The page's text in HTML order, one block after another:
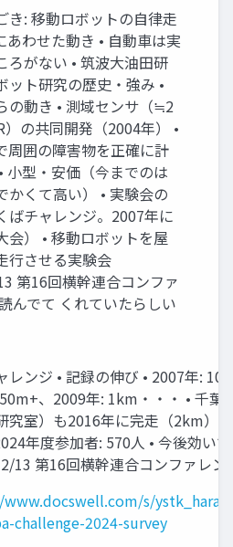
き: 移動ロボットの自律走
あわせた動き • 自動車は実
ろがない • 筑波大油田研
ット研究の歴史・強み •
の動き • 測域センサ（≒2
）の共同開発（2004年） •
周囲の障害物を正確に計
小型・安価（今までのは
かくて高い） • 実験会の
ばチャレンジ。2007年に
会） • 移動ロボットを屋
行させる実験会
第16回横幹連合コンファ
んでて くれていたらしい
レンジ • 記録の伸び • 2007年:
、2009年: 1km・・・ • 千葉
究室）も2016年に完走（2km） •
年度参加者: 570人 • 今後効い
13 第16回横幹連合コンファレン
s/ystk_hara/
challenge-2024-survey